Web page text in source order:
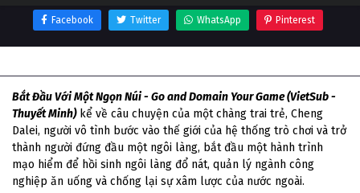
Facebook Twitter WhatsApp Pinterest
Bắt Đầu Với Một Ngọn Núi - Go and Domain Your Game (VietSub -
Thuyết Minh)kể về câu chuyện của một chàng trai trẻ, Cheng
Dalei, người vô tình bước vào thế giới của hệ thống trò chơi và trở
thành người đứng đầu một ngôi làng, bắt đầu một hành trình
mạo hiểm để hồi sinh ngôi làng đổ nát, quản lý ngành công
nghiệp ăn uống và chống lại sự xâm lược của nước ngoài.